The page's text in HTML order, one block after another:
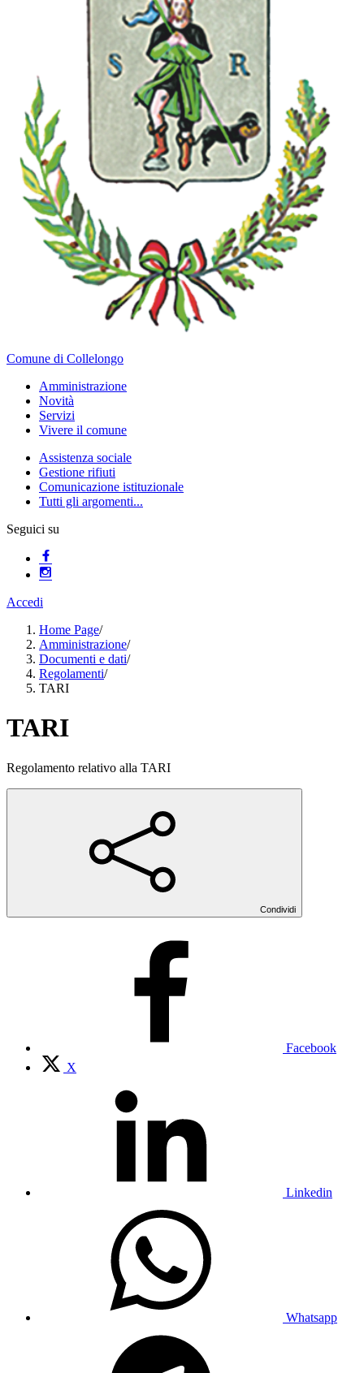
Comune di Collelongo
Amministrazione
Novità
Servizi
Vivere il comune
Assistenza sociale
Gestione rifiuti
Comunicazione istituzionale
Tutti gli argomenti...
Seguici su
Accedi
Home Page/
Amministrazione/
Documenti e dati/
Regolamenti/
TARI
TARI
Regolamento relativo alla TARI
Condividi
Facebook
X
Linkedin
Whatsapp